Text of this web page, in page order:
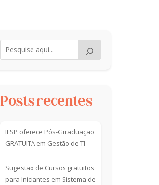
Posts recentes
IFSP oferece Pós-Grraduação
GRATUITA em Gestão de TI
Sugestão de Cursos gratuitos
para Iniciantes em Sistema de